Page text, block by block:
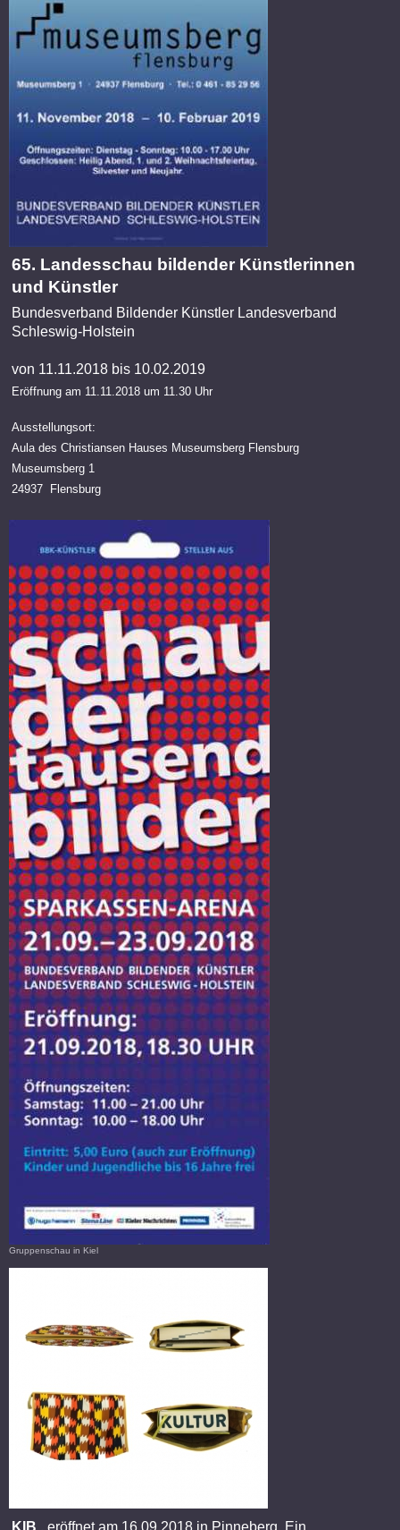
65. Landesschau bildender Künstlerinnen
und Künstler
Bundesverband Bildender Künstler Landesverband
Schleswig-Holstein
von 11.11.2018 bis 10.02.2019
Eröffnung am 11.11.2018 um 11.30 Uhr
Ausstellungsort:
Aula des Christiansen Hauses Museumsberg Flensburg
Museumsberg 1
24937 Flensburg
Gruppenschau in Kiel